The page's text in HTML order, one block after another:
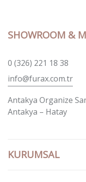
SHOWROOM &
0 (326) 221 18 38
info@furax.com.tr
Antakya Organize
Antakya – Hatay
KURUMSAL